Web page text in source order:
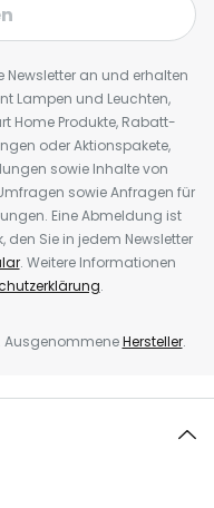
Newsletter an und erhalten
Lampen und Leuchten,
Home Produkte, Rabatt-
oder Aktionspakete,
sowie Inhalte von
sowie Anfragen für
Eine Abmeldung ist
Sie in jedem Newsletter
. Weitere Informationen
.
AusgenommeneHersteller.